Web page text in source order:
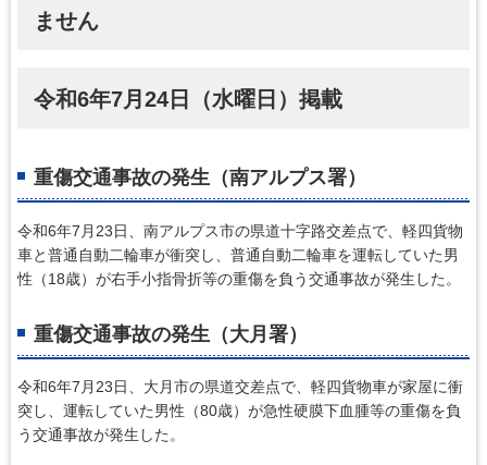
ません
令和6年7月24日（水曜日）掲載
重傷交通事故の発生（南アルプス署）
令和6年7月23日、南アルプス市の県道十字路交差点で、軽四貨物
車と普通自動二輪車が衝突し、普通自動二輪車を運転していた男
性（18歳）が右手小指骨折等の重傷を負う交通事故が発生した。
重傷交通事故の発生（大月署）
令和6年7月23日、大月市の県道交差点で、軽四貨物車が家屋に衝
突し、運転していた男性（80歳）が急性硬膜下血腫等の重傷を負
う交通事故が発生した。